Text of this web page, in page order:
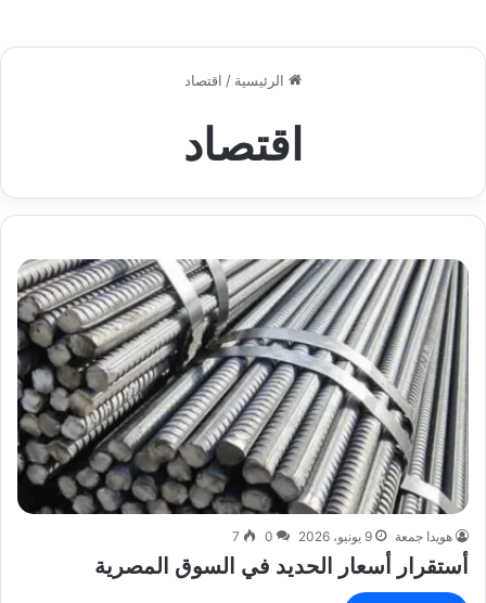
الرئيسية / اقتصاد
اقتصاد
هويدا جمعة 9 يونيو، 2026 0
7
أستقرار أسعار الحديد في السوق المصرية